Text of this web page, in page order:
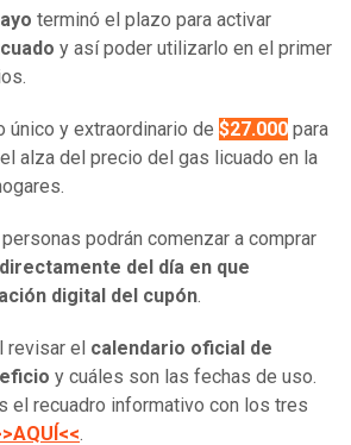
terminó el plazo para activar
y así poder utilizarlo en el primer
único y extraordinario de $27.000 para
alza del precio del gas licuado en la
podrán comenzar a comprar
del día en que
digital del cupón.
revisar el calendario oficial de
y cuáles son las fechas de uso.
el recuadro informativo con los tres
.